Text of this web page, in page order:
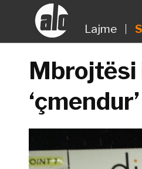
Lajme
Mbrojtësi